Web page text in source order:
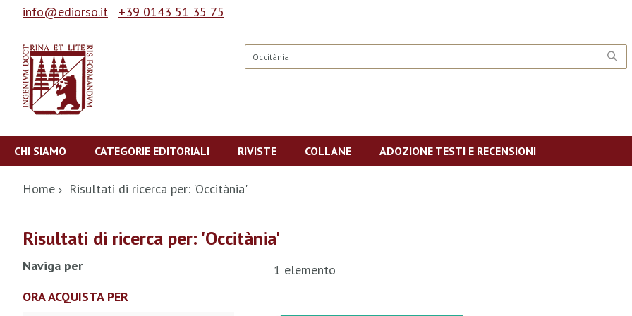
info@ediorso.it +39 0143 51 35 75
Cerca
al
contenuto
CHI SIAMO CATEGORIE EDITORIALI RIVISTE COLLANE ADOZIONE TESTI E RECENSIONI
Home Risultati di ricerca per: 'Occitània'
Risultati di ricerca per: 'Occitània'
1 elemento
Naviga per
ORA ACQUISTA PER